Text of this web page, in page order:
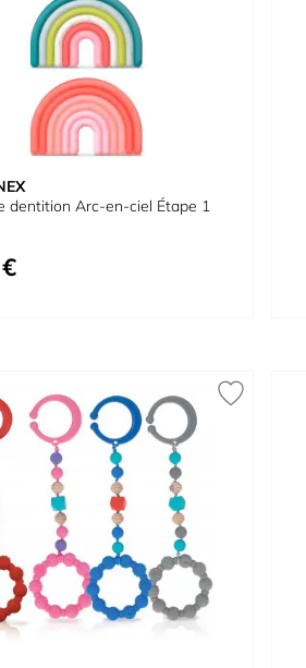
dentition Arc-en-ciel Étape 1